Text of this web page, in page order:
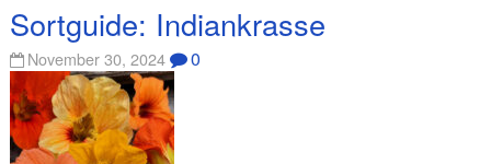
Sortguide: Indiankrasse
November 30, 2024 0